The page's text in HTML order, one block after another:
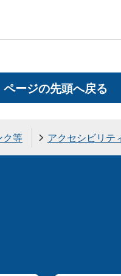
ページの先頭へ戻る
ク等 アクセシビリテ